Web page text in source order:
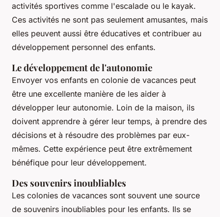
activités sportives comme l'escalade ou le kayak.
Ces activités ne sont pas seulement amusantes, mais
elles peuvent aussi être éducatives et contribuer au
développement personnel des enfants.
Le développement de l'autonomie
Envoyer vos enfants en colonie de vacances peut
être une excellente manière de les aider à
développer leur autonomie. Loin de la maison, ils
doivent apprendre à gérer leur temps, à prendre des
décisions et à résoudre des problèmes par eux-
mêmes. Cette expérience peut être extrêmement
bénéfique pour leur développement.
Des souvenirs inoubliables
Les colonies de vacances sont souvent une source
de souvenirs inoubliables pour les enfants. Ils se